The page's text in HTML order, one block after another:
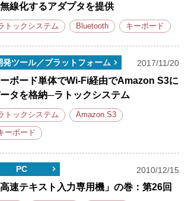
線化するアダプタを提供
トックシステム Bluetooth キーボード
発ツール／プラットフォーム 2017/11/20
ボード単体でWi-Fi経由でAmazon S3に
タを格納─ラトックシステム
トックシステム Amazon S3
ーボード
PC 2010/12/15
高速テキスト入力専用機」の巻：第26回